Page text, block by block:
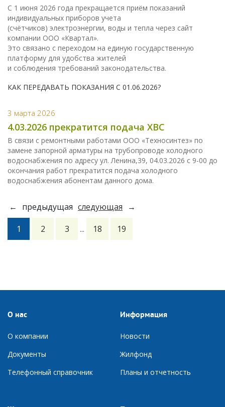
С 1 июня 2026 года прекращается приём показаний
индивидуальных приборов учета
(счётчиков) электроэнергии, воды и тепла через сайт
компании ООО «Квартал».
Это связано с переходом на единую государственную
платформу для удобства жителей
и соблюдения требований законодательства.
КАК ПЕРЕДАВАТЬ ПОКАЗАНИЯ С 01.06.2026?
3 марта 2026
4.03.2026 прекратится подача ХВС
В связи с ремонтными работами ООО «Техносинтез» по
замене запорной арматуры на трубопроводе холодного
водоснабжения по адресу ул. Ленина,39, 04.03.2026 с 9-00 до
окончания работ прекратится подача холодного
водоснабжения абонентам данного дома.
← предыдущая следующая
→
1
2 3 ... 18 19
О нас
О компании
Документы
Телефонный справочник
Информация
Новости
Жилфонд
Планы и отчетность